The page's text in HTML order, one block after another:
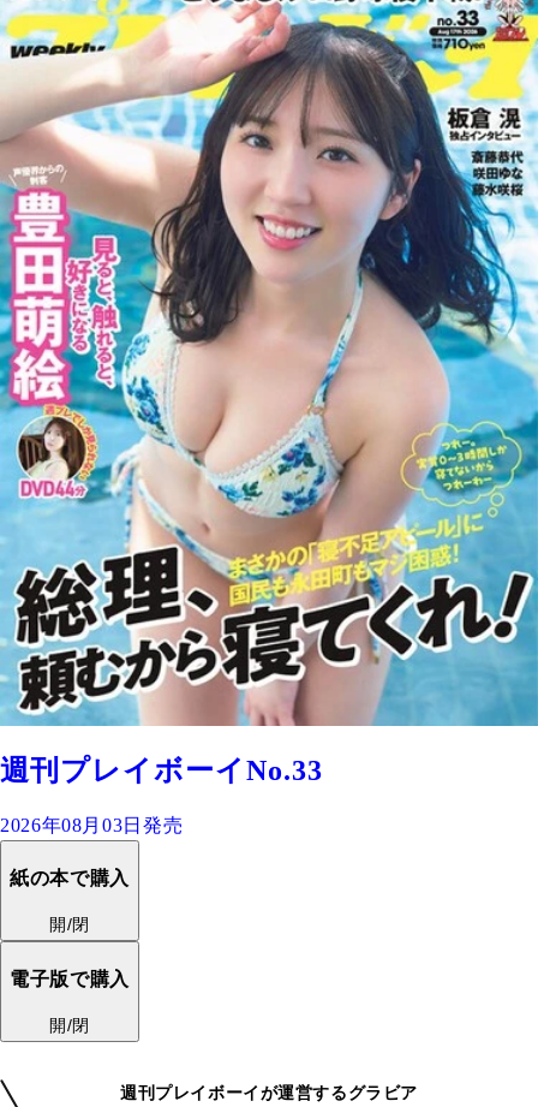
週刊プレイボーイNo.33
2026年08月03日発売
紙の本で購入
開/閉
電子版で購入
開/閉
週刊プレイボーイが運営するグラビア